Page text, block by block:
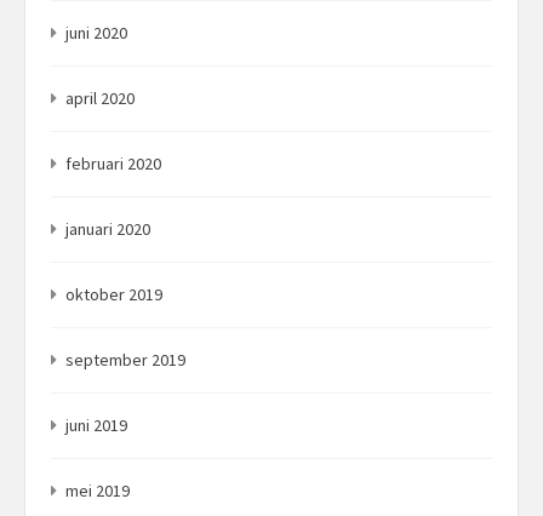
juni 2020
april 2020
februari 2020
januari 2020
oktober 2019
september 2019
juni 2019
mei 2019